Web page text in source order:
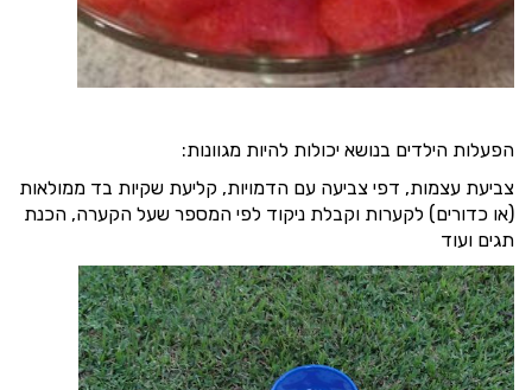
הפעלות הילדים בנושא יכולות להיות מגוונות:
צביעת עצמות, דפי צביעה עם הדמויות, קליעת שקיות בד ממולאות
(או כדורים) לקערות וקבלת ניקוד לפי המספר שעל הקערה, הכנת
תגים ועוד